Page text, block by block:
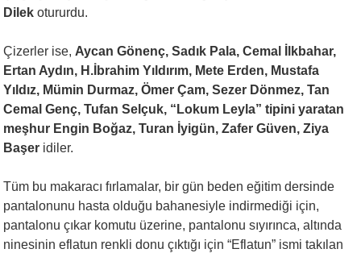
Dilek otururdu.
Çizerler ise, Aycan Gönenç, Sadık Pala, Cemal İlkbahar,
Ertan Aydın, H.İbrahim Yıldırım, Mete Erden, Mustafa
Yıldız, Mümin Durmaz, Ömer Çam, Sezer Dönmez, Tan
Cemal Genç, Tufan Selçuk, “Lokum Leyla” tipini yaratan
meşhur Engin Boğaz, Turan İyigün, Zafer Güven, Ziya
Başer idiler.
Tüm bu makaracı fırlamalar, bir gün beden eğitim dersinde
pantalonunu hasta olduğu bahanesiyle indirmediği için,
pantalonu çıkar komutu üzerine, pantalonu sıyırınca, altında
ninesinin eflatun renkli donu çıktığı için “Eflatun” ismi takılan